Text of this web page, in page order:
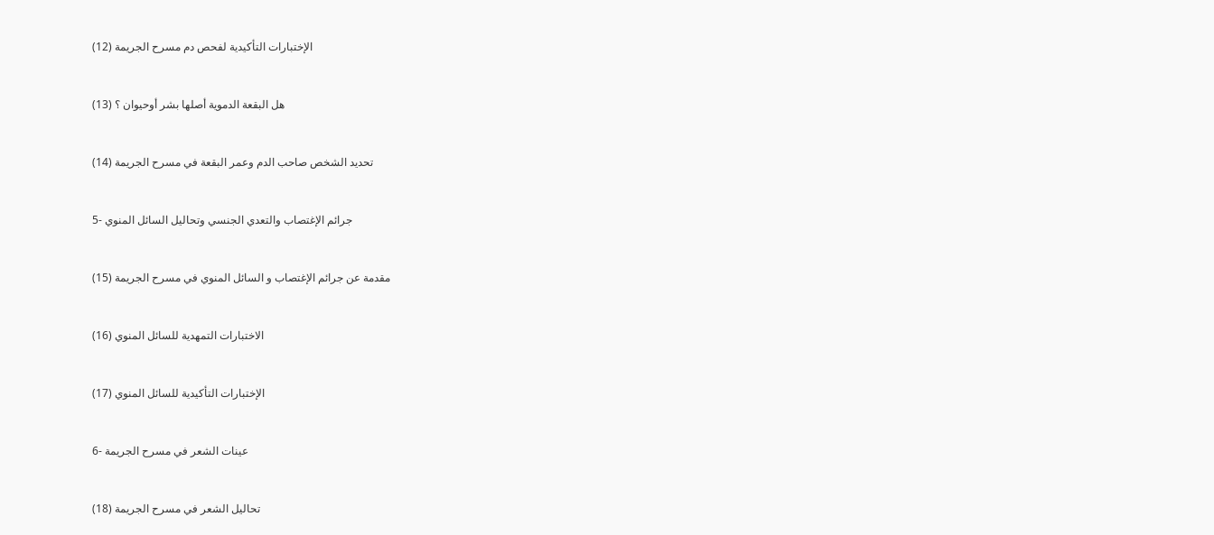
(12) الإختبارات التأكيدية لفحص دم مسرح الجريمة
(13) هل البقعة الدموية أصلها بشر أوحيوان ؟
(14) تحديد الشخص صاحب الدم وعمر البقعة في مسرح الجريمة
5- جرائم الإغتصاب والتعدي الجنسي وتحاليل السائل المنوي
(15) مقدمة عن جرائم الإغتصاب و السائل المنوي في مسرح الجريمة
(16) الاختبارات التمهدية للسائل المنوي
(17) الإختبارات التأكيدية للسائل المنوي
6- عينات الشعر في مسرح الجريمة
(18) تحاليل الشعر في مسرح الجريمة